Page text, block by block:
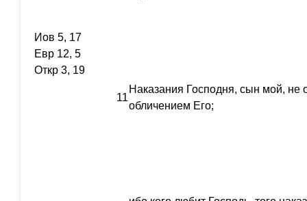
Иов 5, 17
Евр 12, 5
Откр 3, 19
11
Наказания Господня, сын мой, не
обличением Его;